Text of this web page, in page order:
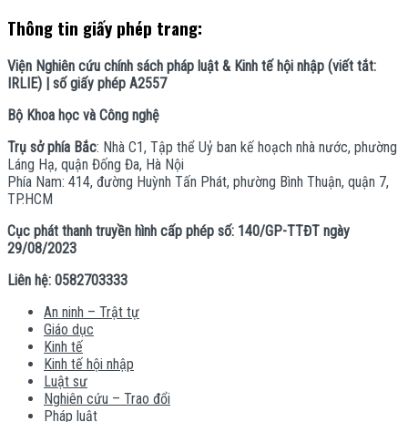
Thông tin giấy phép trang:
Viện Nghiên cứu chính sách pháp luật & Kinh tế hội nhập (viết tắt:
IRLIE) | số giấy phép A2557
Bộ Khoa học và Công nghệ
Trụ sở phía Bắc: Nhà C1, Tập thể Uỷ ban kế hoạch nhà nước, phường
Láng Hạ, quận Đống Đa, Hà Nội
Phía Nam: 414, đường Huỳnh Tấn Phát, phường Bình Thuận, quận 7,
TP.HCM
Cục phát thanh truyền hình cấp phép số: 140/GP-TTĐT ngày
29/08/2023
Liên hệ: 0582703333
An ninh – Trật tự
Giáo dục
Kinh tế
Kinh tế hội nhập
Luật sư
Nghiên cứu – Trao đổi
Pháp luật